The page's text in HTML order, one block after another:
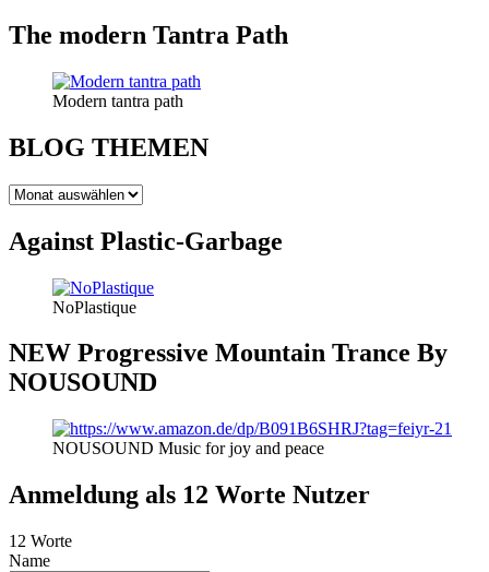
The modern Tantra Path
Modern tantra path
BLOG THEMEN
BLOG
Against Plastic-Garbage
NoPlastique
NEW Progressive Mountain Trance By
NOUSOUND
NOUSOUND Music for joy and peace
Anmeldung als 12 Worte Nutzer
12 Worte
Name